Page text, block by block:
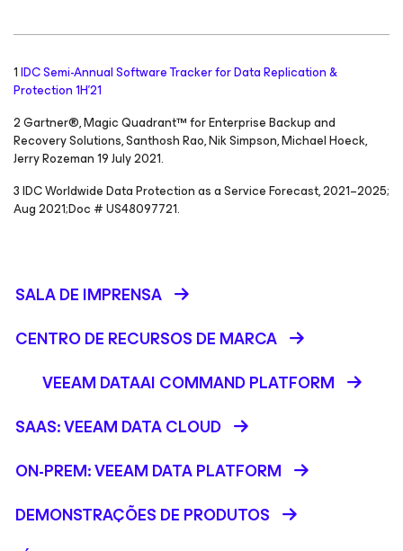
1IDC Semi-Annual Software Tracker for Data Replication &
Protection 1H’21
2 Gartner®, Magic Quadrant™ for Enterprise Backup and
Recovery Solutions, Santhosh Rao, Nik Simpson, Michael Hoeck,
Jerry Rozeman 19 July 2021.
3 IDC Worldwide Data Protection as a Service Forecast, 2021–2025;
Aug 2021;Doc # US48097721.
SALA DE IMPRENSA
CENTRO DE RECURSOS DE MARCA
VEEAM DATAAI COMMAND PLATFORM
SAAS: VEEAM DATA CLOUD
ON-PREM: VEEAM DATA PLATFORM
DEMONSTRAÇÕES DE PRODUTOS